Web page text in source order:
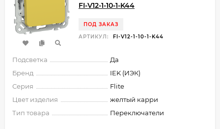
FI-V12-1-10-1-K44
ПОД ЗАКАЗ
АРТИКУЛ:
FI-V12-1-10-1-K44
Подсветка
Да
Бренд
IEK (ИЭК)
Серия
Flite
Цвет изделия
желтый карри
Тип товара
Переключатели